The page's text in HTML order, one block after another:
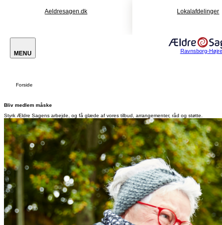
Aeldresagen.dk Lokalafdelinger
MENU Ravnsborg-
Forside
Bliv medlem måske
Styrk Ældre Sagens arbejde, og få glæde af vores tilbud, arrangementer, råd og støtte.